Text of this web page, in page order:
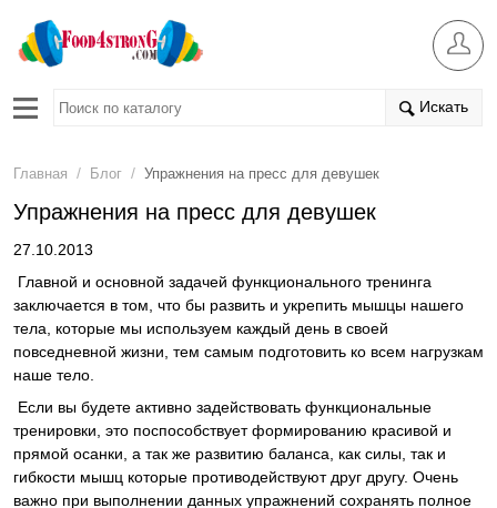
Искать
Главная / Блог / Упражнения на пресс для девушек
Упражнения на пресс для девушек
27.10.2013
Главной и основной задачей функционального тренинга
заключается в том, что бы развить и укрепить мышцы нашего
тела, которые мы используем каждый день в своей
повседневной жизни, тем самым подготовить ко всем нагрузкам
наше тело.
Если вы будете активно задействовать функциональные
тренировки, это поспособствует формированию красивой и
прямой осанки, а так же развитию баланса, как силы, так и
гибкости мышц которые противодействуют друг другу. Очень
важно при выполнении данных упражнений сохранять полное